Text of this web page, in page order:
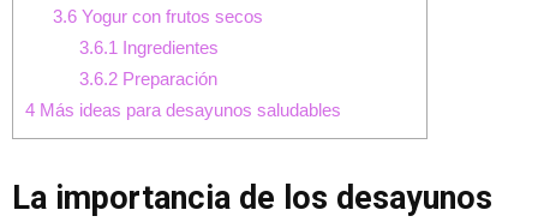
3.6Yogur con frutos secos
3.6.1 Ingredientes
3.6.2 Preparación
4 Más ideas para desayunos saludables
La importancia de los desayunos